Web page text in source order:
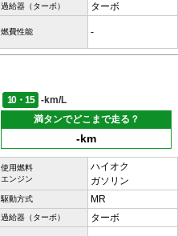
過給器（ターボ） ターボ
燃費性能 -
10・15
-km/L
満タンでどこまで走る？
-km
使用燃料
エンジン
ハイオク
ガソリン
駆動方式 MR
過給器（ターボ） ターボ